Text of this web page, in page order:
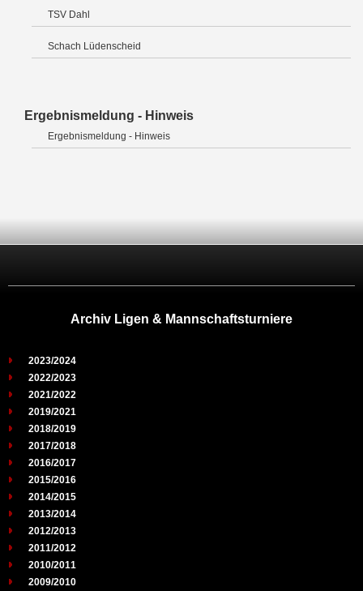
TSV Dahl
Schach Lüdenscheid
Ergebnismeldung - Hinweis
Ergebnismeldung - Hinweis
Archiv Ligen & Mannschaftsturniere
2023/2024
2022/2023
2021/2022
2019/2021
2018/2019
2017/2018
2016/2017
2015/2016
2014/2015
2013/2014
2012/2013
2011/2012
2010/2011
2009/2010